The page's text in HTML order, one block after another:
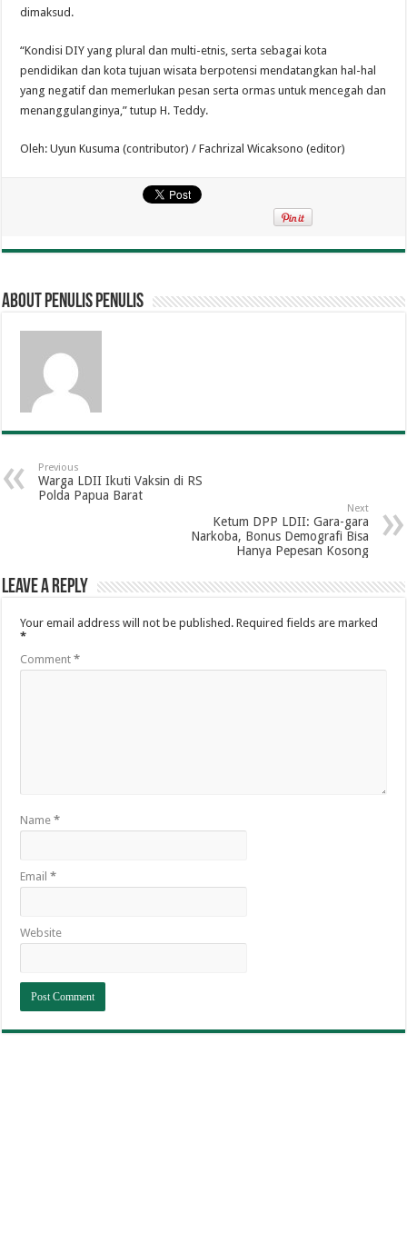
dimaksud.
“Kondisi DIY yang plural dan multi-etnis, serta sebagai kota
pendidikan dan kota tujuan wisata berpotensi mendatangkan hal-hal
yang negatif dan memerlukan pesan serta ormas untuk mencegah dan
menanggulanginya,” tutup H. Teddy.
Oleh: Uyun Kusuma (contributor) / Fachrizal Wicaksono (editor)
About penulis penulis
Previous
Warga LDII Ikuti Vaksin di RS
Polda Papua Barat
Next
Ketum DPP LDII: Gara-gara
Narkoba, Bonus Demografi Bisa
Hanya Pepesan Kosong
Leave a Reply
Your email address will not be published. Required fields are marked
*
Comment*
Name*
Email*
Website